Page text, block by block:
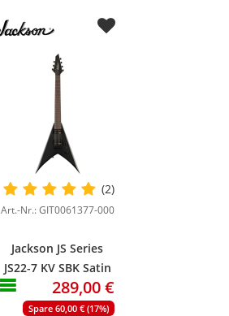
(2)
Art.-Nr.: GIT0061377-000
Jackson JS Series
JS22-7 KV SBK Satin
Black
289,00 €
Spare 60,00 € (17%)